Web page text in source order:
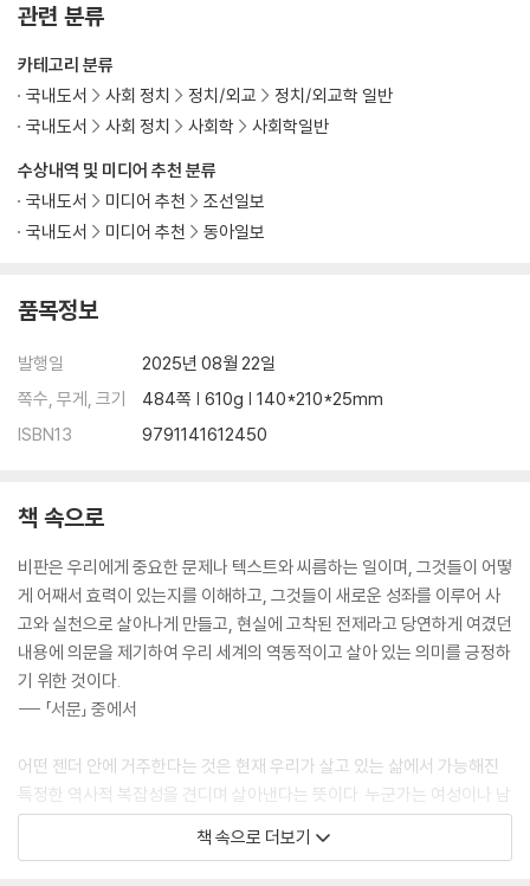
관련 분류
수상내역 및 미디어 추천 분류
국내도서
미디어 추천
조선일보
국내도서
미디어 추천 동아일보
카테고리 분류
국내도서
사회 정치 정치/외교
정치/외교학 일반
국내도서
사회 정치 사회학 사회학일반
품목정보
발행일
2025년 08월 22일
쪽수, 무게, 크기
484쪽 | 610g | 140*210*25mm
ISBN13
9791141612450
책 속으로
비판은 우리에게 중요한 문제나 텍스트와 씨름하는 일이며, 그것들이 어떻
게 어째서 효력이 있는지를 이해하고, 그것들이 새로운 성좌를 이루어 사
고와 실천으로 살아나게 만들고, 현실에 고착된 전제라고 당연하게 여겼던
내용에 의문을 제기하여 우리 세계의 역동적이고 살아 있는 의미를 긍정하
기 위한 것이다.
--- 「서문」 중에서
어떤 젠더 안에 거주한다는 것은 현재 우리가 살고 있는 삶에서 가능해진
특정한 역사적 복잡성을 견디며 살아낸다는 뜻이다. 누군가는 여성이나 남
성으로 존재한다는 사실에 대한 한 가지 관념에 집착하고 싶을 수도 있겠
지만, 역사적 현실은 그런 계획을 무산시키고 이분법적 선택지를 언제나
책 속으로 더보기